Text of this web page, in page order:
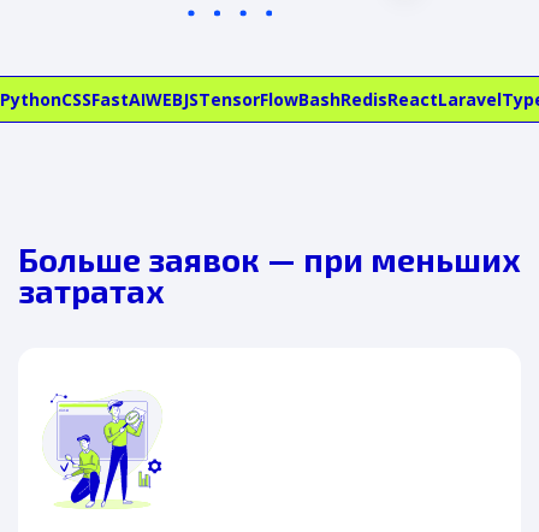
PythonCSSFastAIWEBJSTensorFlowBashRedisReactLaravel
Больше заявок — при меньших
затратах